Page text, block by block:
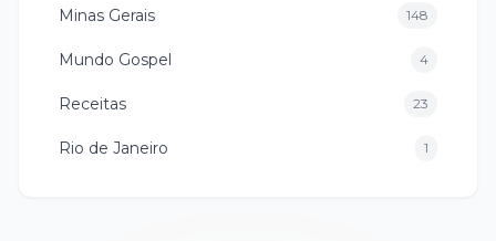
Minas Gerais 148
Mundo Gospel 4
Receitas 23
Rio de Janeiro 1